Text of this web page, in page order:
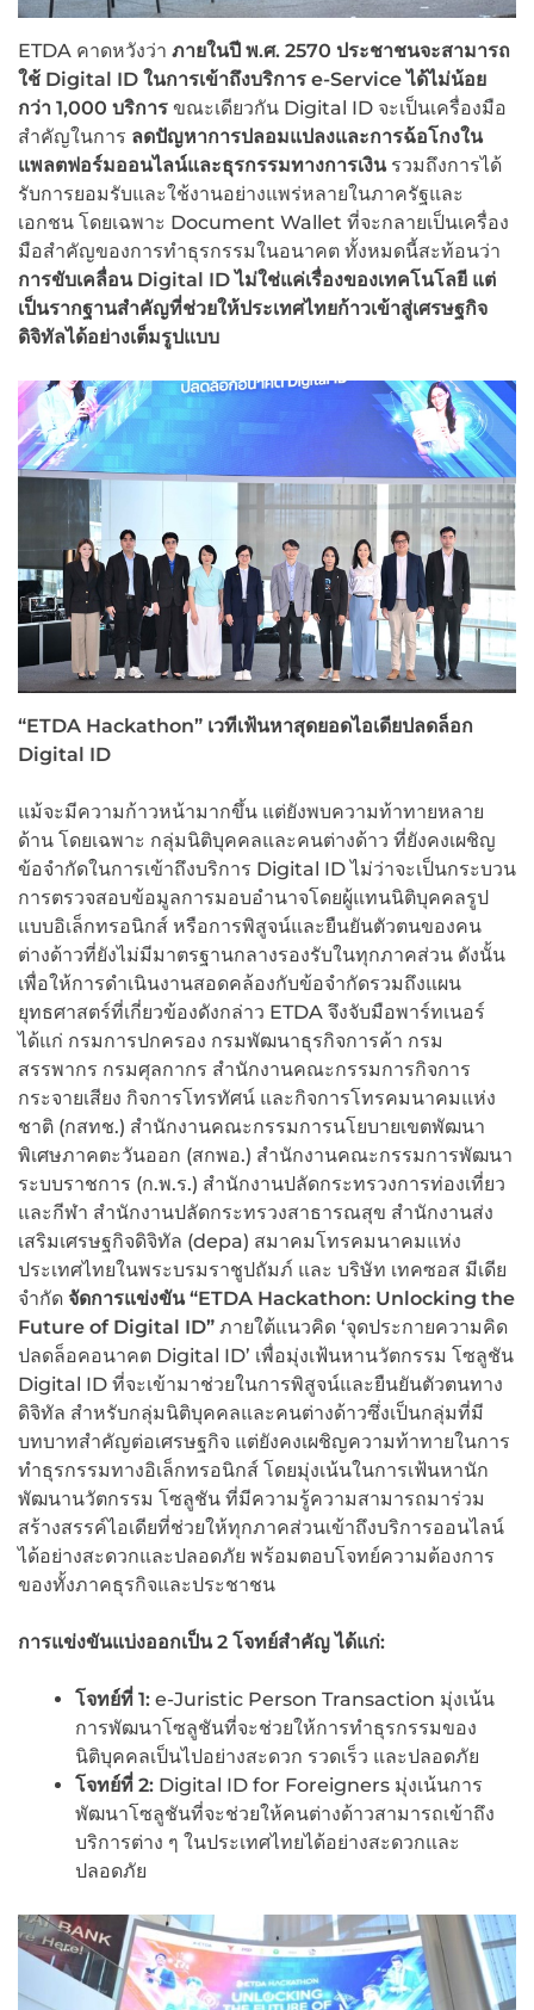
ETDA คาดหวังว่า ภายในปี พ.ศ. 2570 ประชาชนจะสามารถ
ใช้ Digital ID ในการเข้าถึงบริการ e-Service ได้ไม่น้อย
กว่า 1,000 บริการ ขณะเดียวกัน Digital ID จะเป็นเครื่องมือ
สำคัญในการ ลดปัญหาการปลอมแปลงและการฉ้อโกงใน
แพลตฟอร์มออนไลน์และธุรกรรมทางการเงินรวมถึงการได้
รับการยอมรับและใช้งานอย่างแพร่หลายในภาครัฐและ
เอกชน โดยเฉพาะ Document Wallet ที่จะกลายเป็นเครื่อง
มือสำคัญของการทำธุรกรรมในอนาคต ทั้งหมดนี้สะท้อนว่า
การขับเคลื่อน Digital ID ไม่ใช่แค่เรื่องของเทคโนโลยี แต่
เป็นรากฐานสำคัญที่ช่วยให้ประเทศไทยก้าวเข้าสู่เศรษฐกิจ
ดิจิทัลได้อย่างเต็มรูปแบบ
“ETDA Hackathon” เวทีเฟ้นหาสุดยอดไอเดียปลดล็อก
Digital ID
แม้จะมีความก้าวหน้ามากขึ้น แต่ยังพบความท้าทายหลาย
ด้าน โดยเฉพาะ กลุ่มนิติบุคคลและคนต่างด้าว ที่ยังคงเผชิญ
ข้อจำกัดในการเข้าถึงบริการ Digital ID ไม่ว่าจะเป็นกระบวน
การตรวจสอบข้อมูลการมอบอำนาจโดยผู้แทนนิติบุคคลรูป
แบบอิเล็กทรอนิกส์ หรือการพิสูจน์และยืนยันตัวตนของคน
ต่างด้าวที่ยังไม่มีมาตรฐานกลางรองรับในทุกภาคส่วน ดังนั้น
เพื่อให้การดำเนินงานสอดคล้องกับข้อจำกัดรวมถึงแผน
ยุทธศาสตร์ที่เกี่ยวข้องดังกล่าว ETDA จึงจับมือพาร์ทเนอร์
ได้แก่ กรมการปกครอง กรมพัฒนาธุรกิจการค้า กรม
สรรพากร กรมศุลกากร สำนักงานคณะกรรมการกิจการ
กระจายเสียง กิจการโทรทัศน์ และกิจการโทรคมนาคมแห่ง
ชาติ (กสทช.) สำนักงานคณะกรรมการนโยบายเขตพัฒนา
พิเศษภาคตะวันออก (สกพอ.) สำนักงานคณะกรรมการพัฒนา
ระบบราชการ (ก.พ.ร.) สำนักงานปลัดกระทรวงการท่องเที่ยว
และกีฬา สำนักงานปลัดกระทรวงสาธารณสุข สำนักงานส่ง
เสริมเศรษฐกิจดิจิทัล (depa) สมาคมโทรคมนาคมแห่ง
ประเทศไทยในพระบรมราชูปถัมภ์ และ บริษัท เทคซอส มีเดีย
จำกัด จัดการแข่งขัน “ETDA Hackathon: Unlocking the
Future of Digital ID” ภายใต้แนวคิด ‘จุดประกายความคิด
ปลดล็อคอนาคต Digital ID’ เพื่อมุ่งเฟ้นหานวัตกรรม โซลูชัน
Digital ID ที่จะเข้ามาช่วยในการพิสูจน์และยืนยันตัวตนทาง
ดิจิทัล สำหรับกลุ่มนิติบุคคลและคนต่างด้าวซึ่งเป็นกลุ่มที่มี
บทบาทสำคัญต่อเศรษฐกิจ แต่ยังคงเผชิญความท้าทายในการ
ทำธุรกรรมทางอิเล็กทรอนิกส์ โดยมุ่งเน้นในการเฟ้นหานัก
พัฒนานวัตกรรม โซลูชัน ที่มีความรู้ความสามารถมาร่วม
สร้างสรรค์ไอเดียที่ช่วยให้ทุกภาคส่วนเข้าถึงบริการออนไลน์
ได้อย่างสะดวกและปลอดภัย พร้อมตอบโจทย์ความต้องการ
ของทั้งภาคธุรกิจและประชาชน
การแข่งขันแบ่งออกเป็น 2 โจทย์สำคัญ ได้แก่:
โจทย์ที่ 1: e-Juristic Person Transaction มุ่งเน้น
การพัฒนาโซลูชันที่จะช่วยให้การทำธุรกรรมของ
นิติบุคคลเป็นไปอย่างสะดวก รวดเร็ว และปลอดภัย
โจทย์ที่ 2: Digital ID for Foreigners มุ่งเน้นการ
พัฒนาโซลูชันที่จะช่วยให้คนต่างด้าวสามารถเข้าถึง
บริการต่าง ๆ ในประเทศไทยได้อย่างสะดวกและ
ปลอดภัย